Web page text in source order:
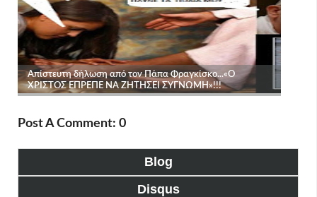
Post A Comment: 0
Blog
Disqus